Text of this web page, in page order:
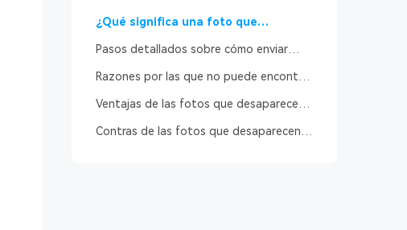
¿Qué significa una foto que
Pasos detallados sobre cómo enviar
Razones por las que no puede encontrar
en iMessage
Ventajas de las fotos que desaparecen
Contras de las fotos que desaparecen